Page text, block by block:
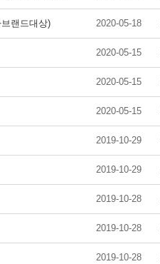
랜드대상) 2020-05-18
2020-05-15
2020-05-15
2020-05-15
2019-10-29
2019-10-29
2019-10-28
2019-10-28
2019-10-28